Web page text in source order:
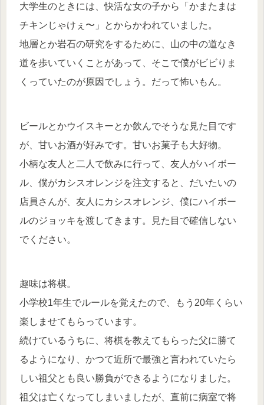
大学生のときには、快活な女の子から「かまたまは
チキンじゃけぇ〜」とからかわれていました。
地層とか岩石の研究をするために、山の中の道なき
道を歩いていくことがあって、そこで僕がビビりま
くっていたのが原因でしょう。だって怖いもん。
ビールとかウイスキーとか飲んでそうな見た目です
が、甘いお酒が好みです。甘いお菓子も大好物。
小柄な友人と二人で飲みに行って、友人がハイボー
ル、僕がカシスオレンジを注文すると、だいたいの
店員さんが、友人にカシスオレンジ、僕にハイボー
ルのジョッキを渡してきます。見た目で確信しない
でください。
趣味は将棋。
小学校1年生でルールを覚えたので、もう20年くらい
楽しませてもらっています。
続けているうちに、将棋を教えてもらった父に勝て
るようになり、かつて近所で最強と言われていたら
しい祖父とも良い勝負ができるようになりました。
祖父は亡くなってしまいましたが、直前に病室で将